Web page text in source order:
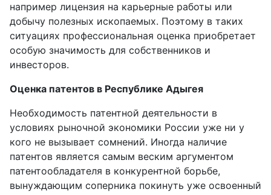
например лицензия на карьерные работы или
добычу полезных ископаемых. Поэтому в таких
ситуациях профессиональная оценка приобретает
особую значимость для собственников и
инвесторов.
Оценка патентов в Республике Адыгея
Необходимость патентной деятельности в
условиях рыночной экономики России уже ни у
кого не вызывает сомнений. Иногда наличие
патентов является самым веским аргументом
патентообладателя в конкурентной борьбе,
вынуждающим соперника покинуть уже освоенный